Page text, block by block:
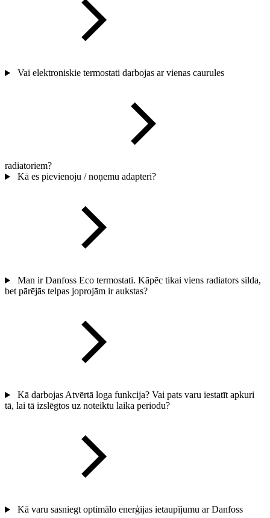
Vai elektroniskie termostati darbojas ar vienas caurules
radiatoriem?
Kā es pievienoju / noņemu adapteri?
Man ir Danfoss Eco termostati. Kāpēc tikai viens radiators silda,
bet pārējās telpas joprojām ir aukstas?
Kā darbojas Atvērtā loga funkcija? Vai pats varu iestatīt apkuri
tā, lai tā izslēgtos uz noteiktu laika periodu?
Kā varu sasniegt optimālo enerģijas ietaupījumu ar Danfoss